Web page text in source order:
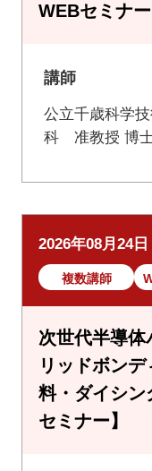
WEBセミナー
講師
公立千歳科学
科 准教授 博
2026年08月24
複数講師
次世代半導体
リッドボン
料・ダイシン
セミナー】